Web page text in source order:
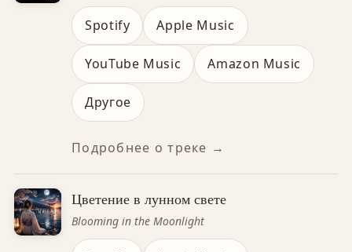
Spotify Apple Music
YouTube Music Amazon Music
Другое
Подробнее о треке →
Цветение в лунном свете
Blooming in the Moonlight